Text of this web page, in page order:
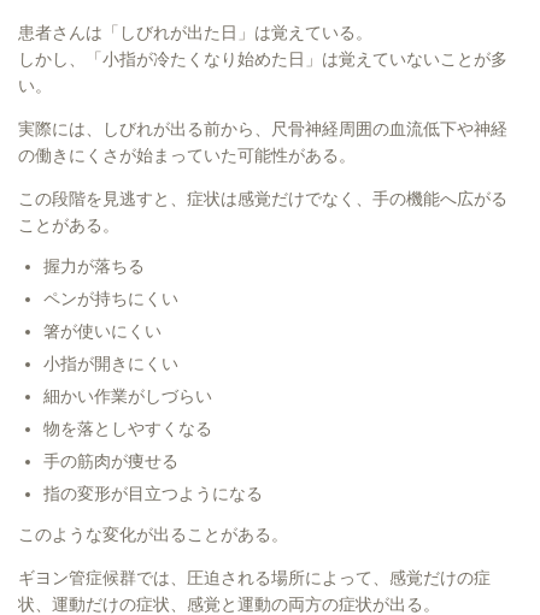
患者さんは「しびれが出た日」は覚えている。
しかし、「小指が冷たくなり始めた日」は覚えていないことが多
い。
実際には、しびれが出る前から、尺骨神経周囲の血流低下や神経
の働きにくさが始まっていた可能性がある。
この段階を見逃すと、症状は感覚だけでなく、手の機能へ広がる
ことがある。
握力が落ちる
ペンが持ちにくい
箸が使いにくい
小指が開きにくい
細かい作業がしづらい
物を落としやすくなる
手の筋肉が痩せる
指の変形が目立つようになる
このような変化が出ることがある。
ギヨン管症候群では、圧迫される場所によって、感覚だけの症
状、運動だけの症状、感覚と運動の両方の症状が出る。